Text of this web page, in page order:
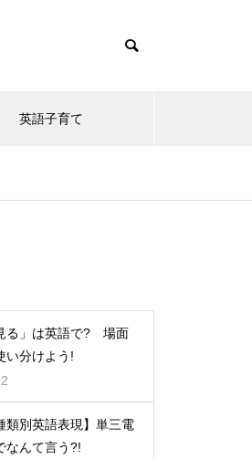
英語子育て
menu.php
る」は英語で? 場面
い分けよう!
類別英語表現】単三電
なんて言う?!